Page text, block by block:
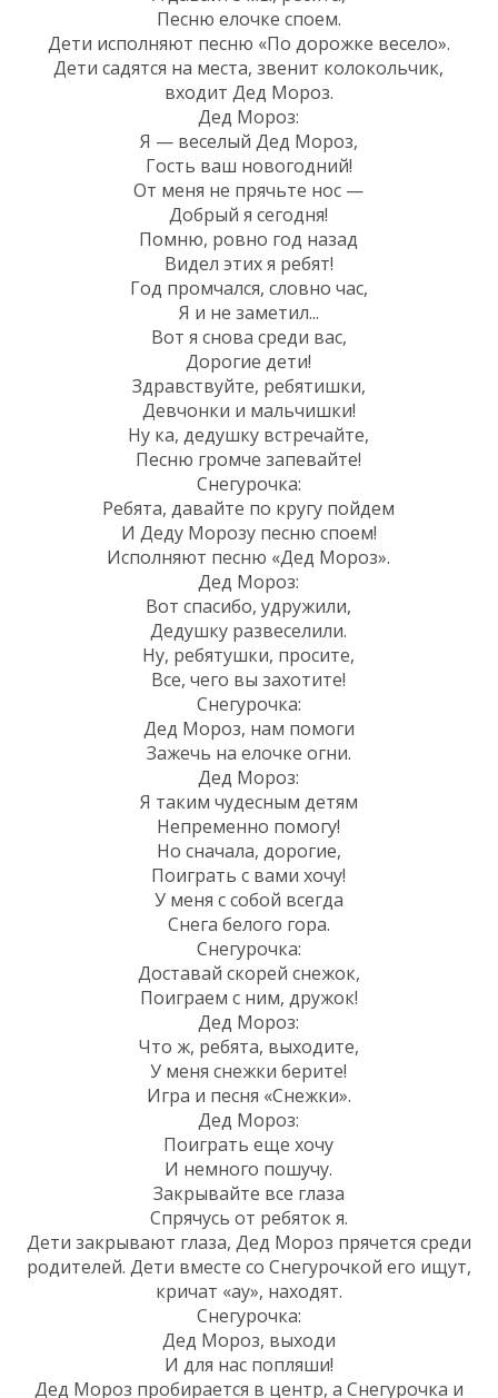
Песню елочке споем.
Дети исполняют песню «По дорожке весело».
Дети садятся на места, звенит колокольчик,
входит Дед Мороз.
Дед Мороз:
Я — веселый Дед Мороз,
Гость ваш новогодний!
От меня не прячьте нос —
Добрый я сегодня!
Помню, ровно год назад
Видел этих я ребят!
Год промчался, словно час,
Я и не заметил...
Вот я снова среди вас,
Дорогие дети!
Здравствуйте, ребятишки,
Девчонки и мальчишки!
Ну ка, дедушку встречайте,
Песню громче запевайте!
Снегурочка:
Ребята, давайте по кругу пойдем
И Деду Морозу песню споем!
Исполняют песню «Дед Мороз».
Дед Мороз:
Вот спасибо, удружили,
Дедушку развеселили.
Ну, ребятушки, просите,
Все, чего вы захотите!
Снегурочка:
Дед Мороз, нам помоги
Зажечь на елочке огни.
Дед Мороз:
Я таким чудесным детям
Непременно помогу!
Но сначала, дорогие,
Поиграть с вами хочу!
У меня с собой всегда
Снега белого гора.
Снегурочка:
Доставай скорей снежок,
Поиграем с ним, дружок!
Дед Мороз:
Что ж, ребята, выходите,
У меня снежки берите!
Игра и песня «Снежки».
Дед Мороз:
Поиграть еще хочу
И немного пошучу.
Закрывайте все глаза
Спрячусь от ребяток я.
Дети закрывают глаза, Дед Мороз прячется среди
родителей. Дети вместе со Снегурочкой его ищут,
кричат «ау», находят.
Снегурочка:
Дед Мороз, выходи
И для нас попляши!
Дед Мороз пробирается в центр, а Снегурочка и